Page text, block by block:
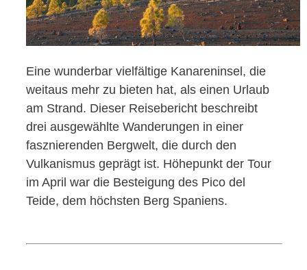
Eine wunderbar vielfältige Kanareninsel, die
weitaus mehr zu bieten hat, als einen Urlaub
am Strand. Dieser Reisebericht beschreibt
drei ausgewählte Wanderungen in einer
fasznierenden Bergwelt, die durch den
Vulkanismus geprägt ist. Höhepunkt der Tour
im April war die Besteigung des Pico del
Teide, dem höchsten Berg Spaniens.